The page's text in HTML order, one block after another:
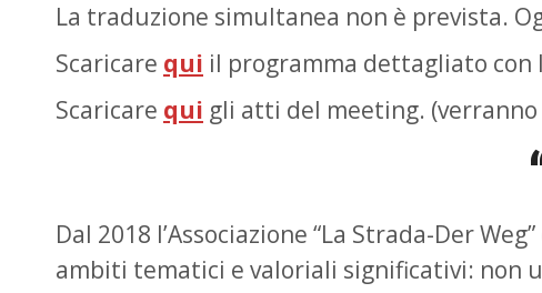
La traduzione simultanea non è prevista.
Scaricare qui il programma dettagliato con
Scaricare qui gli atti del meeting.
Dal 2018 l’Associazione “La Strada-Der
ambiti tematici e valoriali significativi: non